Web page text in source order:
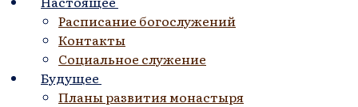
Расписание богослужений
Контакты
Социальное служение
Будущее
Планы развития монастыря